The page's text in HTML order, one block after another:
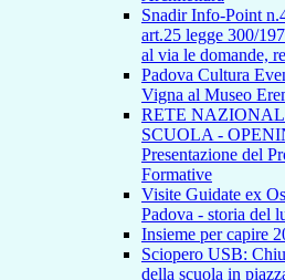
Snadir Info-Point
art.25 legge 300/
al via le domande,
Padova Cultura
Vigna al Museo
RETE
SCUOLA -
Presentazione del
Formative
Visite Guidate ex
Padova - storia del
Insieme per capire
Sciopero USB:
della scuola in